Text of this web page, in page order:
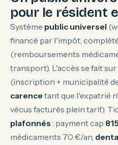
pour le résident
Système public universel
financé par l'impôt,
(remboursements
transport). L'accès se fait sur
(inscription + municipalité
carence tant que l'expatrié
vécus facturés plein tarif).
plafonnés : payment cap
médicaments 70 €/an,